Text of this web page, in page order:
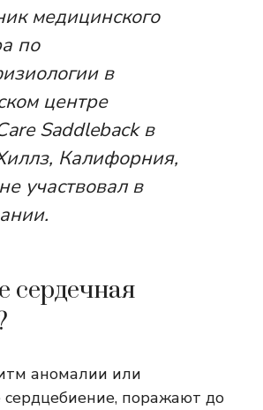
медицинского
по
в
центре
Saddleback в
Калифорния,
участвовал в
сердечная
аномалии или
сердцебиение, поражают до